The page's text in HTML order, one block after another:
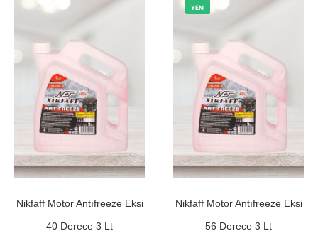
Nikfaff Motor Antıfreeze Eksi
40 Derece 3 Lt
YENI
Nikfaff Motor Antıfreeze Eksi
56 Derece 3 Lt